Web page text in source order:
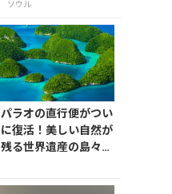
ソウル
パラオの直行便がつい
に復活！美しい自然が
残る世界遺産の島々へ